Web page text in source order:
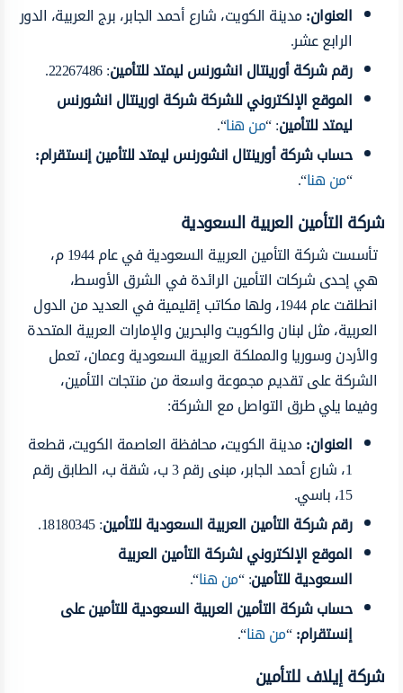
العنوان:مدينة الكويت، شارع أحمد الجابر، برج العربية، الدور
الرابع عشر.
رقم شركة أورينتال انشورنس ليمتد للتأمين: 22267486.
الموقع الإلكتروني للشركة شركة اورينتال انشورنس
ليمتد للتأمين: “من هنا“.
حساب شركة أورينتال انشورنس ليمتد للتأمين إنستقرام:
“من هنا“.
شركة التأمين العربية السعودية
تأسست شركة التأمين العربية السعودية في عام 1944 م،
هي إحدى شركات التأمين الرائدة في الشرق الأوسط،
انطلقت عام 1944، ولها مكاتب إقليمية في العديد من الدول
العربية، مثل لبنان والكويت والبحرين والإمارات العربية المتحدة
والأردن وسوريا والمملكة العربية السعودية وعمان، تعمل
الشركة على تقديم مجموعة واسعة من منتجات التأمين،
وفيما يلي طرق التواصل مع الشركة:
العنوان:مدينة الكويت،محافظة العاصمة الكويت، قطعة
1، شارع أحمد الجابر، مبنى رقم 3 ب، شقة ب، الطابق رقم
15، باسي.
رقم شركة التأمين العربية السعودية للتأمين: 18180345.
الموقع الإلكتروني لشركة التأمين العربية
السعودية للتأمين: “من هنا“.
حساب شركة التأمين العربية السعودية للتأمين على
إنستقرام:
“من هنا“.
شركة إيلاف للتأمين